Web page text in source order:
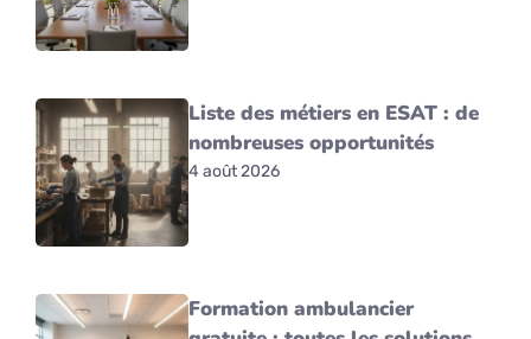
Liste des métiers en ESAT : de
nombreuses opportunités
4 août 2026
Formation ambulancier